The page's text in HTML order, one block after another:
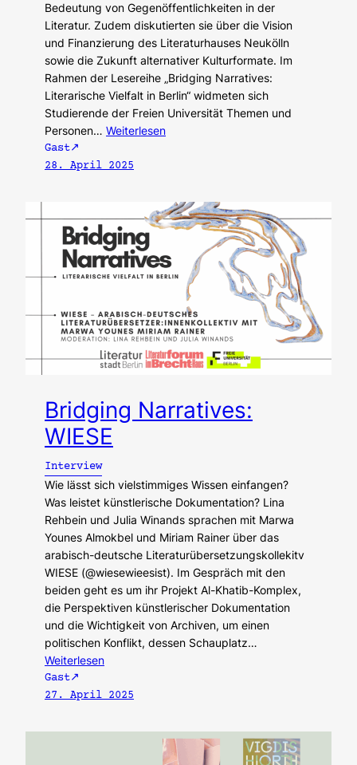
Bedeutung von Gegenöffentlichkeiten in der
Literatur. Zudem diskutierten sie über die Vision
und Finanzierung des Literaturhauses Neukölln
sowie die Zukunft alternativer Kulturformate. Im
Rahmen der Lesereihe „Bridging Narratives:
Literarische Vielfalt in Berlin“ widmeten sich
Studierende der Freien Universität Themen und
Personen… Weiterlesen
Gast
28. April 2025
Bridging Narratives:
WIESE
Interview
Wie lässt sich vielstimmiges Wissen einfangen?
Was leistet künstlerische Dokumentation? Lina
Rehbein und Julia Winands sprachen mit Marwa
Younes Almokbel und Miriam Rainer über das
arabisch-deutsche Literaturübersetzungskollekitv
WIESE (@wiesewieesist). Im Gespräch mit den
beiden geht es um ihr Projekt Al-Khatib-Komplex,
die Perspektiven künstlerischer Dokumentation
und die Wichtigkeit von Archiven, um einen
politischen Konflikt, dessen Schauplatz…
Weiterlesen
Gast
27. April 2025